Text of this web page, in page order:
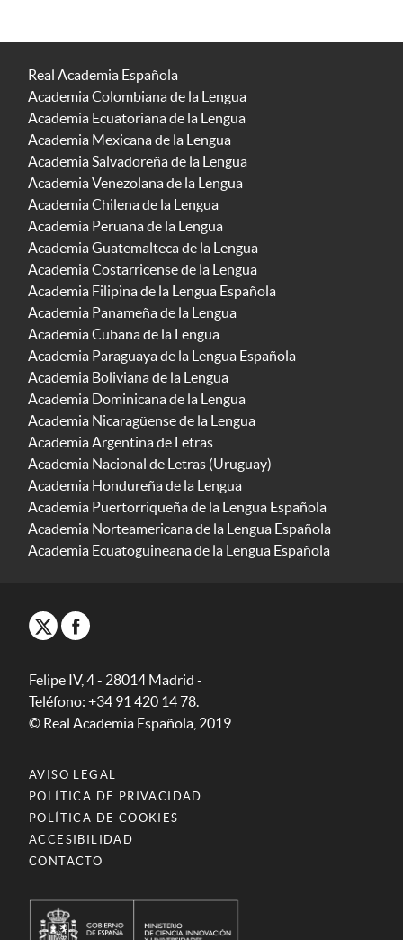
Real Academia Española
Academia Colombiana de la Lengua
Academia Ecuatoriana de la Lengua
Academia Mexicana de la Lengua
Academia Salvadoreña de la Lengua
Academia Venezolana de la Lengua
Academia Chilena de la Lengua
Academia Peruana de la Lengua
Academia Guatemalteca de la Lengua
Academia Costarricense de la Lengua
Academia Filipina de la Lengua Española
Academia Panameña de la Lengua
Academia Cubana de la Lengua
Academia Paraguaya de la Lengua Española
Academia Boliviana de la Lengua
Academia Dominicana de la Lengua
Academia Nicaragüense de la Lengua
Academia Argentina de Letras
Academia Nacional de Letras (Uruguay)
Academia Hondureña de la Lengua
Academia Puertorriqueña de la Lengua Española
Academia Norteamericana de la Lengua Española
Academia Ecuatoguineana de la Lengua Española
Felipe IV, 4 - 28014 Madrid -
Teléfono: +34 91 420 14 78.
© Real Academia Española, 2019
AVISO LEGAL
POLÍTICA DE PRIVACIDAD
POLÍTICA DE COOKIES
ACCESIBILIDAD
CONTACTO